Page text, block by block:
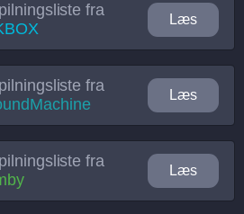
fra
Læs
fra
Læs
fra
Læs